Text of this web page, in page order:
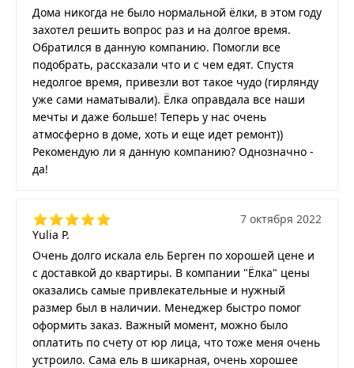
Дома никогда не было нормальной ёлки, в этом году
захотел решить вопрос раз и на долгое время.
Обратился в данную компанию. Помогли все
подобрать, рассказали что и с чем едят. Спустя
недолгое время, привезли вот такое чудо (гирлянду
уже сами наматывали). Ёлка оправдала все наши
мечты и даже больше! Теперь у нас очень
атмосферно в доме, хоть и еще идет ремонт))
Рекомендую ли я данную компанию? Однозначно -
да!
Yulia P.
7 октября 2022
Очень долго искала ель Берген по хорошей цене и
с доставкой до квартиры. В компании "Ёлка" цены
оказались самые привлекательные и нужный
размер был в наличии. Менеджер быстро помог
оформить заказ. Важный момент, можно было
оплатить по счету от юр лица, что тоже меня очень
устроило. Сама ель в шикарная, очень хорошее